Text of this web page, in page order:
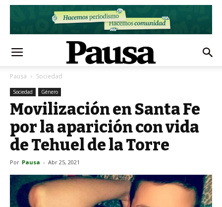
Pausa Sociedad
Sociedad Género
Movilización en Santa Fe
por la aparición con vida
de Tehuel de la Torre
Por Pausa - Abr 25, 2021